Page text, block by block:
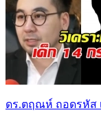
ดร.ตฤณห์ ถอดรหัส